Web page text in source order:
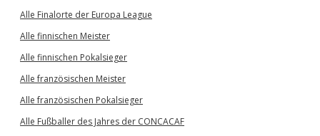
Alle Finalorte der Europa League
Alle finnischen Meister
Alle finnischen Pokalsieger
Alle französischen Meister
Alle französischen Pokalsieger
Alle Fußballer des Jahres der CONCACAF